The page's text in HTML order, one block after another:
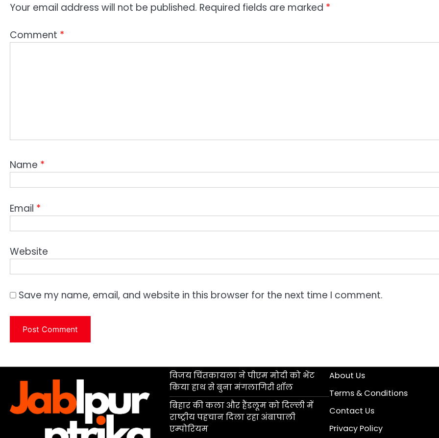
Your email address will not be published. Required fields are marked *
Comment *
Name *
Email *
Website
Save my name, email, and website in this browser for the next time I comment.
विजय चिंतकायला ने पीएम मोदी को भेंट
किया हाथ से बुना मंगलागिरी शॉल
बिहार की कला और हैंडलूम को दिल्ली में
राष्ट्रीय पहचान दिला रहा अंबापाली
एम्पोरियम
About Us
Terms & Conditions
Contact Us
Privacy Policy